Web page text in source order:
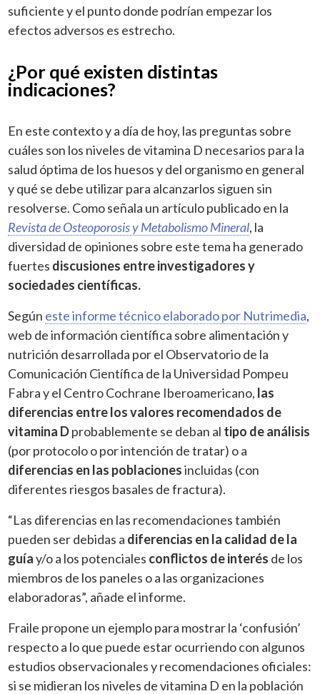
suficiente y el punto donde podrían empezar los
efectos adversos es estrecho.
¿Por qué existen distintas
indicaciones?
En este contexto y a día de hoy, las preguntas sobre
cuáles son los niveles de vitamina D necesarios para la
salud óptima de los huesos y del organismo en general
y qué se debe utilizar para alcanzarlos siguen sin
resolverse. Como señala un artículo publicado en la
Revista de Osteoporosis y Metabolismo Mineral, la
diversidad de opiniones sobre este tema ha generado
fuertes discusiones entre investigadores y
sociedades científicas.
Según este informe técnico elaborado por Nutrimedia,
web de información científica sobre alimentación y
nutrición desarrollada por el Observatorio de la
Comunicación Científica de la Universidad Pompeu
Fabra y el Centro Cochrane Iberoamericano, las
diferencias entre los valores recomendados de
vitamina Dprobablemente se deban al tipo de análisis
(por protocolo o por intención de tratar) o a
diferencias en las poblacionesincluidas (con
diferentes riesgos basales de fractura).
“Las diferencias en las recomendaciones también
pueden ser debidas a diferencias en la calidad de la
guíay/o a los potenciales conflictos de interés de los
miembros de los paneles o a las organizaciones
elaboradoras”, añade el informe.
Fraile propone un ejemplo para mostrar la ‘confusión’
respecto a lo que puede estar ocurriendo con algunos
estudios observacionales y recomendaciones oficiales:
si se midieran los niveles de vitamina D en la población